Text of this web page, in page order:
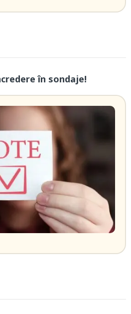
în sondaje!